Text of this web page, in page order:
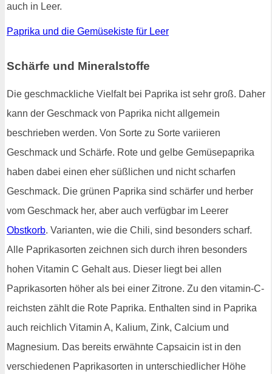
auch in Leer.
Paprika und die Gemüsekiste für Leer
Schärfe und Mineralstoffe
Die geschmackliche Vielfalt bei Paprika ist sehr groß. Daher
kann der Geschmack von Paprika nicht allgemein
beschrieben werden. Von Sorte zu Sorte variieren
Geschmack und Schärfe. Rote und gelbe Gemüsepaprika
haben dabei einen eher süßlichen und nicht scharfen
Geschmack. Die grünen Paprika sind schärfer und herber
vom Geschmack her, aber auch verfügbar im Leerer
Obstkorb. Varianten, wie die Chili, sind besonders scharf.
Alle Paprikasorten zeichnen sich durch ihren besonders
hohen Vitamin C Gehalt aus. Dieser liegt bei allen
Paprikasorten höher als bei einer Zitrone. Zu den vitamin-C-
reichsten zählt die Rote Paprika. Enthalten sind in Paprika
auch reichlich Vitamin A, Kalium, Zink, Calcium und
Magnesium. Das bereits erwähnte Capsaicin ist in den
verschiedenen Paprikasorten in unterschiedlicher Höhe